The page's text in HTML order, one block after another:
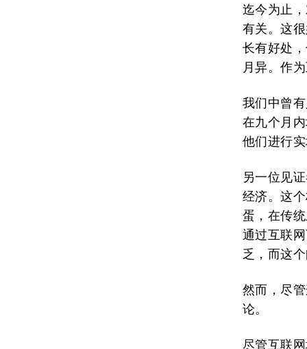
迄今为止
有关。这
长有好处
月异。作
我们中曾
在九个月
他们进行
另一位见
经济。这
蛋，在传
通过互联
乏，而这
然而，尽
论。
尽管互联